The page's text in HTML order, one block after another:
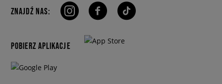
ZNAJDŹ NAS:
POBIERZ APLIKACJE